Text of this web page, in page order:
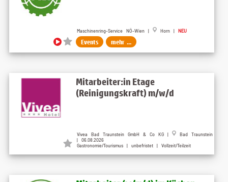
Maschinenring-Service NÖ-Wien | Horn | NEU
Events mehr ...
Mitarbeiter:in Etage
(Reinigungskraft) m/w/d
Vivea Bad Traunstein GmbH & Co KG |
Bad Traunstein
| 06.08.2026
Gastronomie/Tourismus | unbefristet | Vollzeit/Teilzeit